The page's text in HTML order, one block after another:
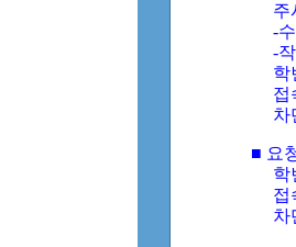
주
-
-
학
접
차
■ 요
학
접
차